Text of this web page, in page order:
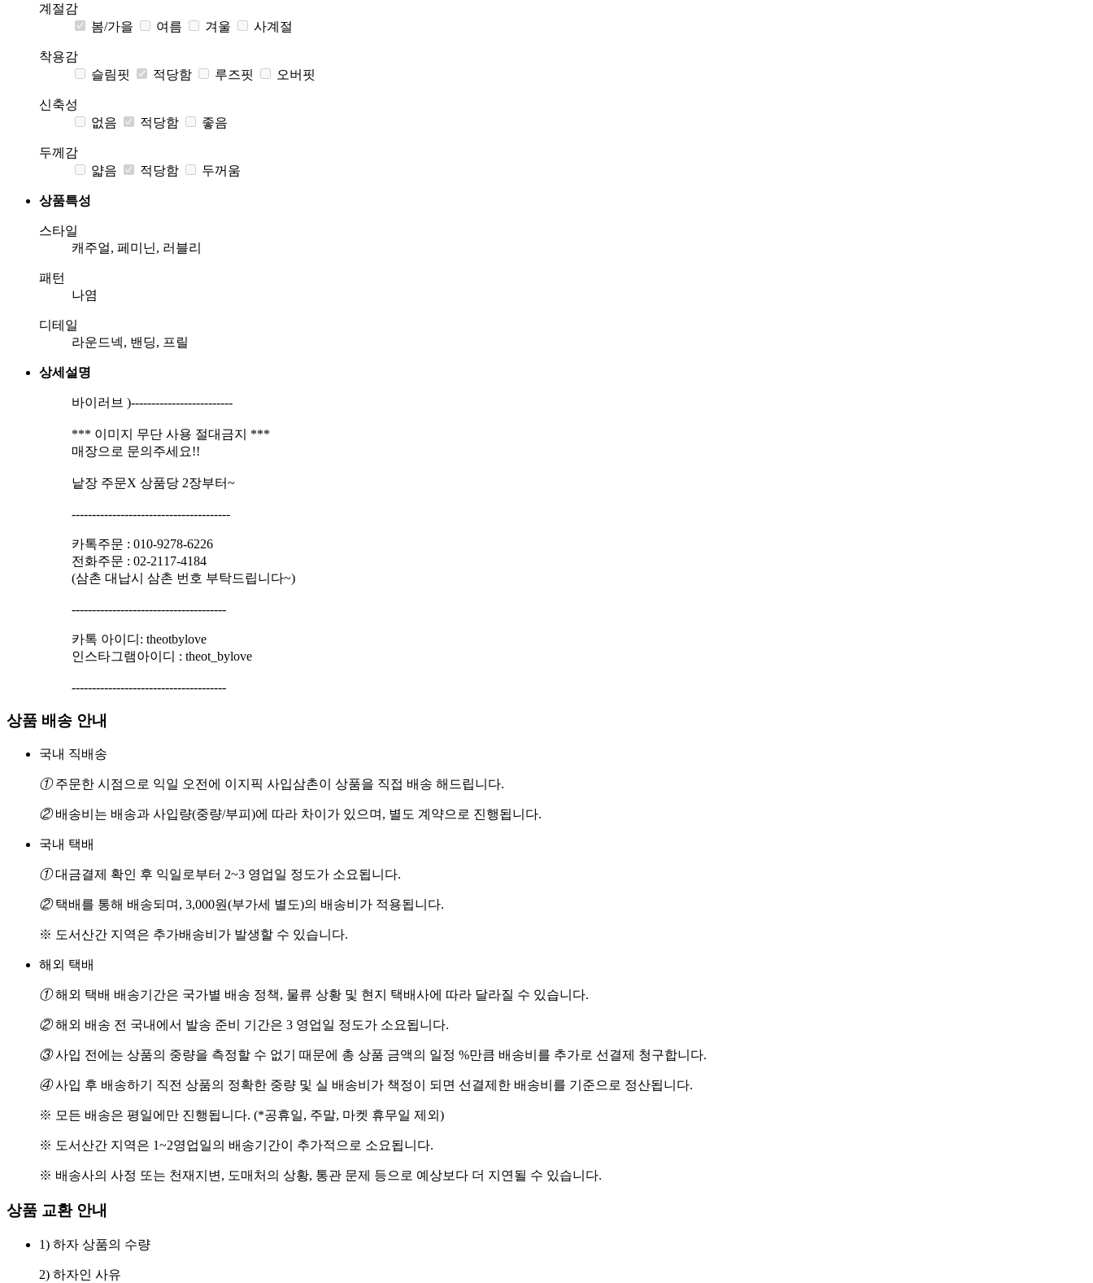
계절감
봄/가을
여름 겨울 사계절
착용감
슬림핏
적당함 루즈핏 오버핏
신축성
없음
적당함 좋음
두께감
얇음
적당함 두꺼움
상품특성
스타일
캐주얼, 페미닌, 러블리
패턴
나염
디테일
라운드넥, 밴딩, 프릴
상세설명
바이러브 )-------------------------
*** 이미지 무단 사용 절대금지 ***
매장으로 문의주세요!!
낱장 주문X 상품당 2장부터~
---------------------------------------
카톡주문 : 010-9278-6226
전화주문 : 02-2117-4184
(삼촌 대납시 삼촌 번호 부탁드립니다~)
--------------------------------------
카톡 아이디: theotbylove
인스타그램아이디 : theot_bylove
--------------------------------------
상품 배송 안내
국내 직배송
①주문한 시점으로 익일 오전에 이지픽 사입삼촌이 상품을 직접 배송 해드립니다.
②배송비는 배송과 사입량(중량/부피)에 따라 차이가 있으며, 별도 계약으로 진행됩니다.
국내 택배
①대금결제 확인 후 익일로부터 2~3 영업일 정도가 소요됩니다.
②택배를 통해 배송되며, 3,000원(부가세 별도)의 배송비가 적용됩니다.
※ 도서산간 지역은 추가배송비가 발생할 수 있습니다.
해외 택배
①해외 택배 배송기간은 국가별 배송 정책, 물류 상황 및 현지 택배사에 따라 달라질 수 있습니다.
②해외 배송 전 국내에서 발송 준비 기간은 3 영업일 정도가 소요됩니다.
③사입 전에는 상품의 중량을 측정할 수 없기 때문에 총 상품 금액의 일정 %만큼 배송비를 추가로 선결제 청구합니다.
④사입 후 배송하기 직전 상품의 정확한 중량 및 실 배송비가 책정이 되면 선결제한 배송비를 기준으로 정산됩니다.
※ 모든 배송은 평일에만 진행됩니다. (*공휴일, 주말, 마켓 휴무일 제외)
※ 도서산간 지역은 1~2영업일의 배송기간이 추가적으로 소요됩니다.
※ 배송사의 사정 또는 천재지변, 도매처의 상황, 통관 문제 등으로 예상보다 더 지연될 수 있습니다.
상품 교환 안내
1) 하자 상품의 수량
2) 하자인 사유